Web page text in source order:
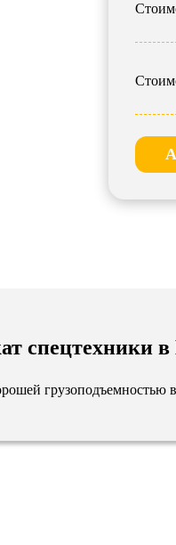
спецтехники
грузоподъемностью